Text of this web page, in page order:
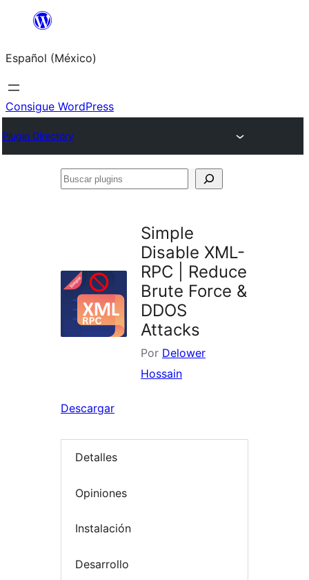
Saltar
contenido
Español (México)
Consigue WordPress
Plugin Directory
Buscar
Simple
Disable XML-
RPC | Reduce
Brute Force &
DDOS
Attacks
Por Delower
Hossain
Descargar
Detalles
Opiniones
Instalación
Desarrollo